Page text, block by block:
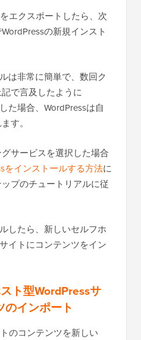
エクスポートしたら、次
の新規インスト
は非常に簡単で、数回ク
で言及したように
た場合、WordPressは自
す。
サービスを選択した場合
をインストールする方法に
プのチュートリアルに従
したら、新しいセルフホ
イトにコンテンツをイン
ト型WordPressサ
のインポート
のコンテンツを新しい